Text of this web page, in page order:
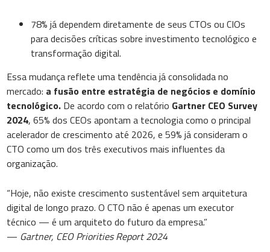
78% já dependem diretamente de seus CTOs ou CIOs
para decisões críticas sobre investimento tecnológico e
transformação digital.
Essa mudança reflete uma tendência já consolidada no
mercado: a fusão entre estratégia de negócios e domínio
tecnológico. De acordo com o relatório Gartner CEO Survey
2024, 65% dos CEOs apontam a tecnologia como o principal
acelerador de crescimento até 2026, e 59% já consideram o
CTO como um dos três executivos mais influentes da
organização.
“Hoje, não existe crescimento sustentável sem arquitetura
digital de longo prazo. O CTO não é apenas um executor
técnico — é um arquiteto do futuro da empresa.”
— Gartner, CEO Priorities Report 2024